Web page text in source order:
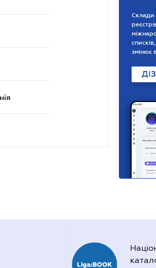
Склади
змінює